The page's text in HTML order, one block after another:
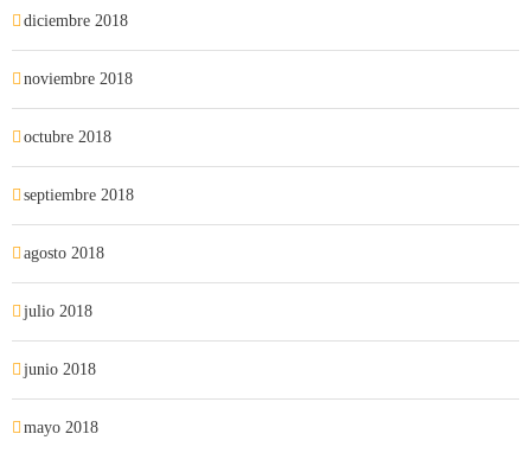
diciembre 2018
noviembre 2018
octubre 2018
septiembre 2018
agosto 2018
julio 2018
junio 2018
mayo 2018